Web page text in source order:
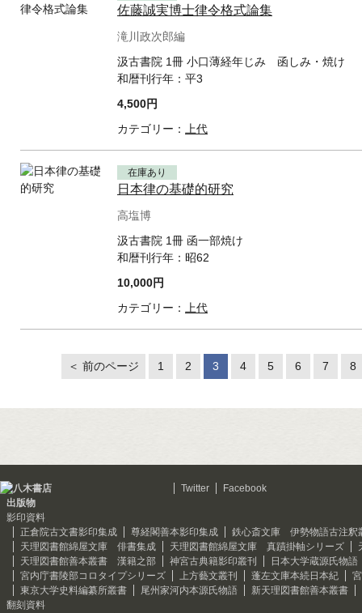
佐藤誠実博士律令格式論集
滝川政次郎編
汲古書院 1冊 小口薄経年じみ 函しみ・焼け
和暦刊行年： 平3
4,500円
カテゴリー： 上代
在庫あり
日本律の基礎的研究
高塩博
汲古書院 1冊 函一部焼け
和暦刊行年： 昭62
10,000円
カテゴリー： 上代
＜ 前のページ 1 2 3 4 5 6 7 8
Twitter
Facebook
出版物
影印資料
正倉院古文書影印集成
尊経閣善本影印集成
鉄心斎文庫 伊勢物語古注釈
天理図書館綿屋文庫 俳書集成
天理図書館綿屋文庫 真蹟掛軸シリーズ
天理図書館善本叢書 漢籍之部
神宮古典籍影印叢刊
日本大学蔵源氏物語
宮内庁書陵部コロタイプシリーズ
上方藝文叢刊 蓬左文庫本続日本紀
東京大学史料編纂所叢書
尾州家河内本源氏物語
新天理図書館善本叢書
翻刻資料